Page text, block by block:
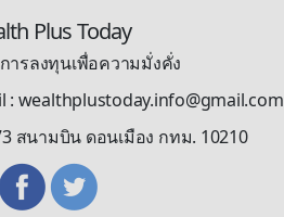
Plus Today
ารลงทุนเพื่อความมั่งคั่ง
: wealthplustoday.info@gmail.com
สนามบิน ดอนเมือง กทม. 10210